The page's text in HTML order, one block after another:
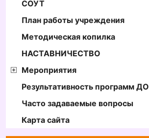
СОУТ
План работы учреждения
Методическая копилка
НАСТАВНИЧЕСТВО
Мероприятия
Результативность программ ДО
Часто задаваемые вопросы
Карта сайта